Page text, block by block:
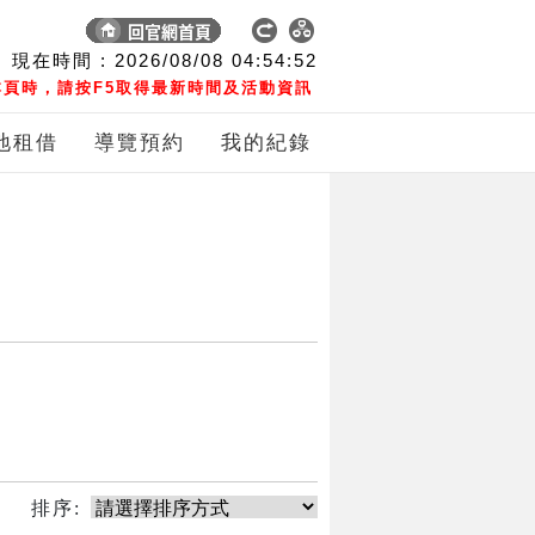
現在時間 : 2026/08/08 04:54:52
時，請按F5取得最新時間及活動資訊
租借 導覽預約 我的紀錄
排序: